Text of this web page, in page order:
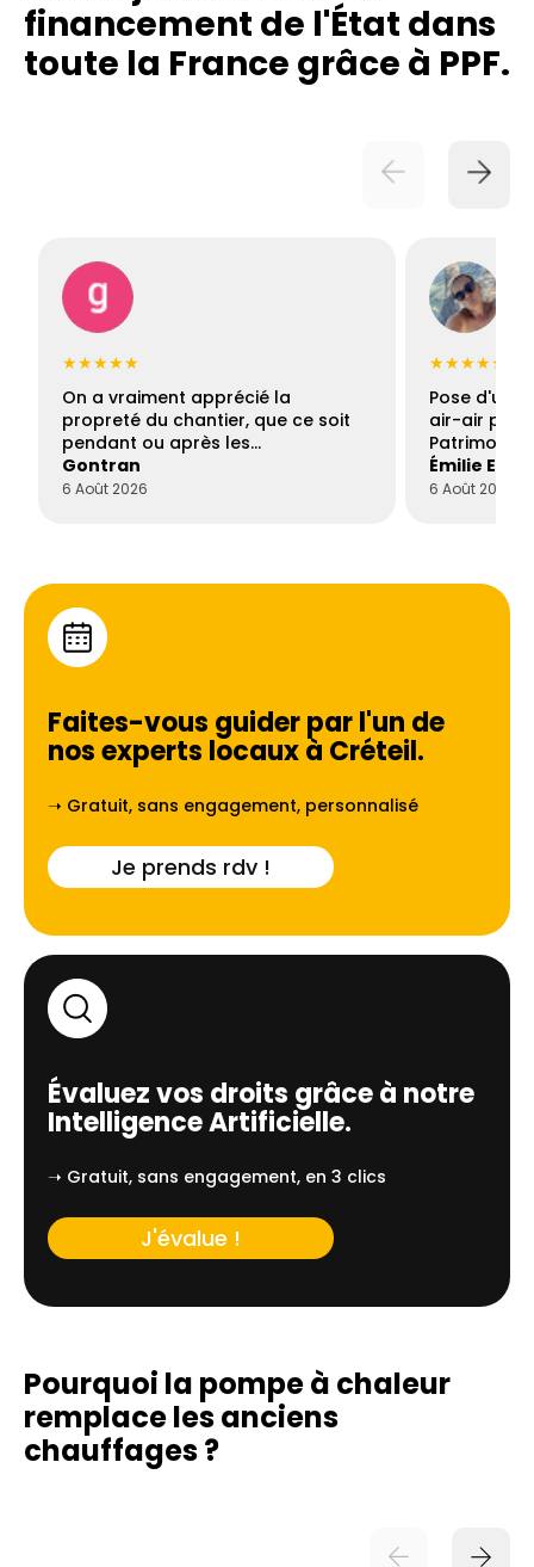
financement de l'État dans
toute la France grâce à PPF.
★★★★★
On a vraiment apprécié la
propreté du chantier, que ce soit
pendant ou après les…
Gontran
6 Août 2026
★★★★★
Pose d'une
air-air par
Patrimoine
Émilie
6 Août 2026
Faites-vous guider par l'un de
nos experts locaux à Créteil.
➝ Gratuit, sans engagement, personnalisé
Je prends rdv !
Évaluez vos droits grâce à notre
Intelligence Artificielle.
➝ Gratuit, sans engagement, en 3 clics
J'évalue !
Pourquoi la pompe à chaleur
remplaceles anciens
chauffages ?